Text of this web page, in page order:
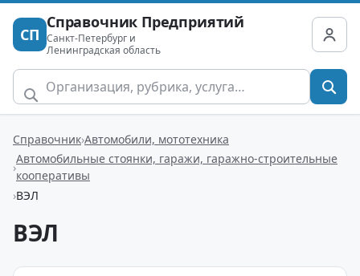
СП
Справочник Предприятий
Санкт-Петербург и
Ленинградская область
Справочник Автомобили, мототехника
Автомобильные стоянки, гаражи, гаражно-строительные
кооперативы
ВЭЛ
ВЭЛ